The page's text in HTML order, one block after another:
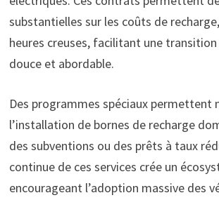
substantielles sur les coûts de
heures creuses, facilitant une
douce et abordable.
Des programmes spéciaux permettent
l’installation de bornes de recharge
des subventions ou des prêts à taux
continue de ces services crée un
encourageant l’adoption massive des